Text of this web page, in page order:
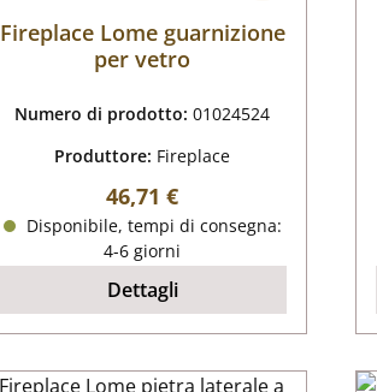
Fireplace Lome guarnizione
per vetro
Numero di prodotto:01024524
Produttore: Fireplace
Prezzo normale:
46,71 €
Disponibile, tempi di consegna:
4-6 giorni
Dettagli